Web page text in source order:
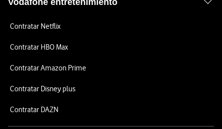
Vodafone entretenimiento
Contratar Netflix
Contratar HBO Max
Contratar Amazon Prime
Contratar Disney plus
Contratar DAZN